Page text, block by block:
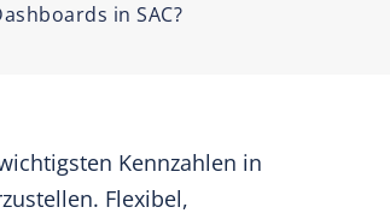
in SAC?
Kennzahlen in
Flexibel,